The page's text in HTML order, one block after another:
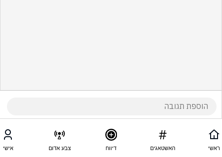
ראשי האשטאגים דיווח צבע אדום אישי